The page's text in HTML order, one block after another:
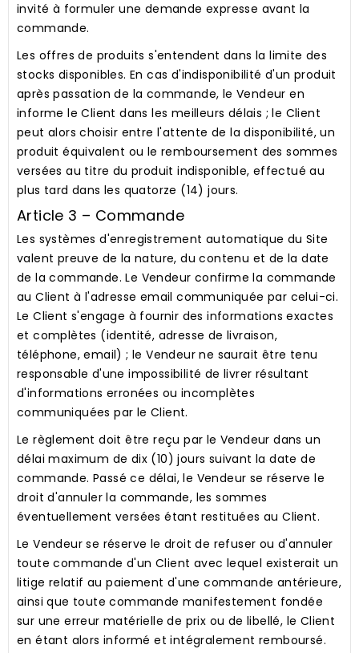
invité à formuler une demande expresse avant la
commande.
Les offres de produits s'entendent dans la limite des
stocks disponibles. En cas d'indisponibilité d'un produit
après passation de la commande, le Vendeur en
informe le Client dans les meilleurs délais ; le Client
peut alors choisir entre l'attente de la disponibilité, un
produit équivalent ou le remboursement des sommes
versées au titre du produit indisponible, effectué au
plus tard dans les quatorze (14) jours.
Article 3 – Commande
Les systèmes d'enregistrement automatique du Site
valent preuve de la nature, du contenu et de la date
de la commande. Le Vendeur confirme la commande
au Client à l'adresse email communiquée par celui-ci.
Le Client s'engage à fournir des informations exactes
et complètes (identité, adresse de livraison,
téléphone, email) ; le Vendeur ne saurait être tenu
responsable d'une impossibilité de livrer résultant
d'informations erronées ou incomplètes
communiquées par le Client.
Le règlement doit être reçu par le Vendeur dans un
délai maximum de dix (10) jours suivant la date de
commande. Passé ce délai, le Vendeur se réserve le
droit d'annuler la commande, les sommes
éventuellement versées étant restituées au Client.
Le Vendeur se réserve le droit de refuser ou d'annuler
toute commande d'un Client avec lequel existerait un
litige relatif au paiement d'une commande antérieure,
ainsi que toute commande manifestement fondée
sur une erreur matérielle de prix ou de libellé, le Client
en étant alors informé et intégralement remboursé.